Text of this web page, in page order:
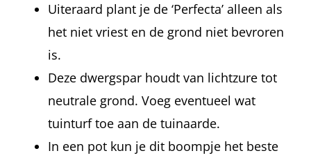
Uiteraard plant je de ‘Perfecta’ alleen als
het niet vriest en de grond niet bevroren
is.
Deze dwergspar houdt van lichtzure tot
neutrale grond. Voeg eventueel wat
tuinturf toe aan de tuinaarde.
In een pot kun je dit boompje het beste